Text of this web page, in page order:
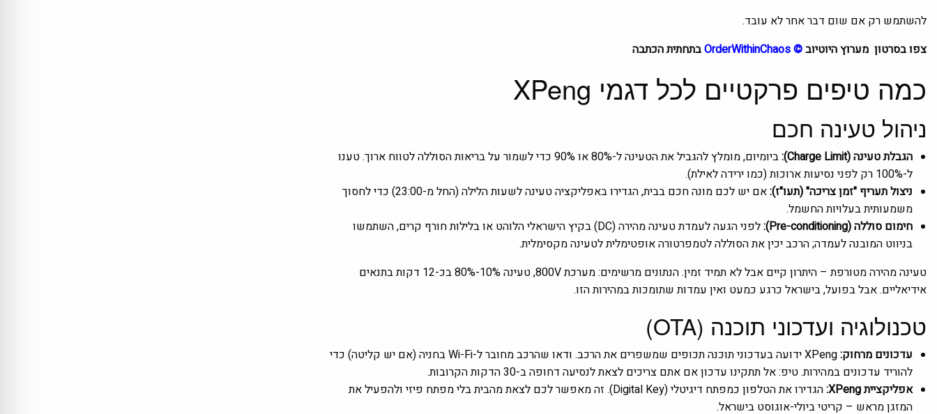
להשתמש רק אם שום דבר אחר לא עובד.
צפו בסרטון מערוץ היוטיוב©
OrderWithinChaosבתחתית הכתבה
כמה טיפים פרקטיים לכל דגמי XPeng
ניהול טעינה חכם
הגבלת טעינה (Charge Limit):
ביומיום, מומלץ להגביל את הטעינה ל-80% או 90% כדי לשמור על בריאות הסוללה לטווח ארוך. טענו
ל-100% רק לפני נסיעות ארוכות (כמו ירידה לאילת).
ניצול תעריף "זמן צריכה" (תעו"ז):
אם יש לכם מונה חכם בבית, הגדירו באפליקציה טעינה לשעות הלילה (החל מ-23:00) כדי לחסוך
משמעותית בעלויות החשמל.
חימום סוללה (Pre-conditioning):
לפני הגעה לעמדת טעינה מהירה (DC) בקיץ הישראלי הלוהט או בלילות חורף קרים, השתמשו
בניווט המובנה לעמדה; הרכב יכין את הסוללה לטמפרטורה אופטימלית לטעינה מקסימלית.
טעינה מהירה מטורפת – היתרון קיים אבל לא תמיד זמין. הנתונים מרשימים: מערכת 800V, טעינה 10%-80% בכ-12 דקות בתנאים
אידיאליים. אבל בפועל, בישראל כרגע כמעט ואין עמדות שתומכות במהירות הזו.
טכנולוגיה ועדכוני תוכנה (OTA)
עדכונים מרחוק:
XPeng ידועה בעדכוני תוכנה תכופים שמשפרים את הרכב. ודאו שהרכב מחובר ל-Wi-Fi בחניה (אם יש קליטה) כדי
להוריד עדכונים במהירות. טיפ: אל תתקינו עדכון אם אתם צריכים לצאת לנסיעה דחופה ב-30 הדקות הקרובות.
אפליקציית XPeng:
הגדירו את הטלפון כמפתח דיגיטלי (Digital Key). זה מאפשר לכם לצאת מהבית בלי מפתח פיזי ולהפעיל את
המזגן מראש – קריטי ביולי-אוגוסט בישראל.